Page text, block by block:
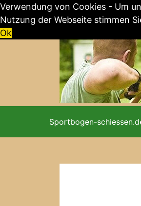
Verwendung von Cookies - Um
Nutzung der Webseite stimmen
Ok
Sportbogen-